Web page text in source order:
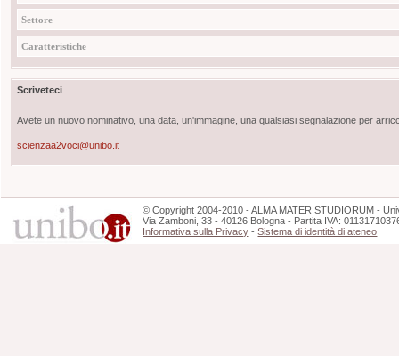
Settore
Caratteristiche
Scriveteci
Avete un nuovo nominativo, una data, un'immagine, una qualsiasi segnalazione per
scienzaa2voci@unibo.it
©Copyright 2004-2010 - ALMA MATER STUDIORUM -
Via Zamboni, 33 - 40126 Bologna - Partita IVA:
Informativa sulla Privacy -Sistema di identità di ateneo